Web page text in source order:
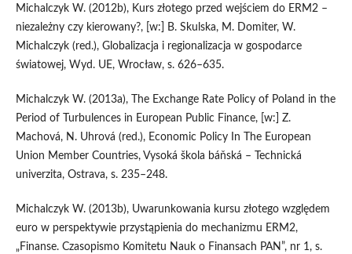
Michalczyk W. (2012b), Kurs złotego przed wejściem do ERM2 –
niezależny czy kierowany?, [w:] B. Skulska, M. Domiter, W.
Michalczyk (red.), Globalizacja i regionalizacja w gospodarce
światowej, Wyd. UE, Wrocław, s. 626–635.
Michalczyk W. (2013a), The Exchange Rate Policy of Poland in the
Period of Turbulences in European Public Finance, [w:] Z.
Machová, N. Uhrová (red.), Economic Policy In The European
Union Member Countries, Vysoká škola báňská – Technická
univerzita, Ostrava, s. 235–248.
Michalczyk W. (2013b), Uwarunkowania kursu złotego względem
euro w perspektywie przystąpienia do mechanizmu ERM2,
„Finanse. Czasopismo Komitetu Nauk o Finansach PAN”, nr 1, s.